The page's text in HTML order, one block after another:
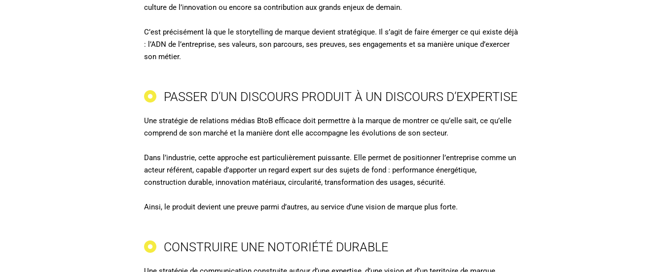
culture de l’innovation ou encore sa contribution aux grands enjeux de demain.
C’est précisément là que le storytelling de marque devient stratégique. Il s’agit de faire émerger ce qui existe déjà
: l’ADN de l’entreprise, ses valeurs, son parcours, ses preuves, ses engagements et sa manière unique d’exercer
son métier.
PASSER D’UN DISCOURS PRODUIT À UN DISCOURS D’EXPERTISE
Une stratégie de relations médias BtoB efficace doit permettre à la marque de montrer ce qu’elle sait, ce qu’elle
comprend de son marché et la manière dont elle accompagne les évolutions de son secteur.
Dans l’industrie, cette approche est particulièrement puissante. Elle permet de positionner l’entreprise comme un
acteur référent, capable d’apporter un regard expert sur des sujets de fond : performance énergétique,
construction durable, innovation matériaux, circularité, transformation des usages, sécurité.
Ainsi, le produit devient une preuve parmi d’autres, au service d’une vision de marque plus forte.
CONSTRUIRE UNE NOTORIÉTÉ DURABLE